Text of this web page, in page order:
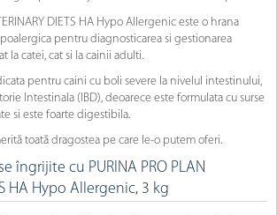
DIETS HA Hypo Allergenic este o hrana
pentru diagnosticarea si gestionarea
la catei, cat si la cainii adulti.
pentru caini cu boli severe la nivelul intestinului,
Intestinala (IBD), deoarece este formulata cu surse
si este foarte digestibila.
toată dragostea pe care le-o putem oferi.
îngrijite cu PURINA PRO PLAN
HA Hypo Allergenic, 3 kg